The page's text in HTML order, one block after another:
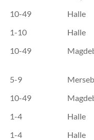
10-49 Halle
1-10 Halle
10-49
5-9
10-49
1-4 Halle
1-4 Halle